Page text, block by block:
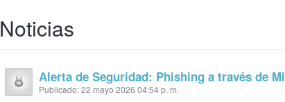
Noticias
Alerta de Seguridad: Phishing a través de
Publicado: 22 mayo 2026 04:54 p. m.